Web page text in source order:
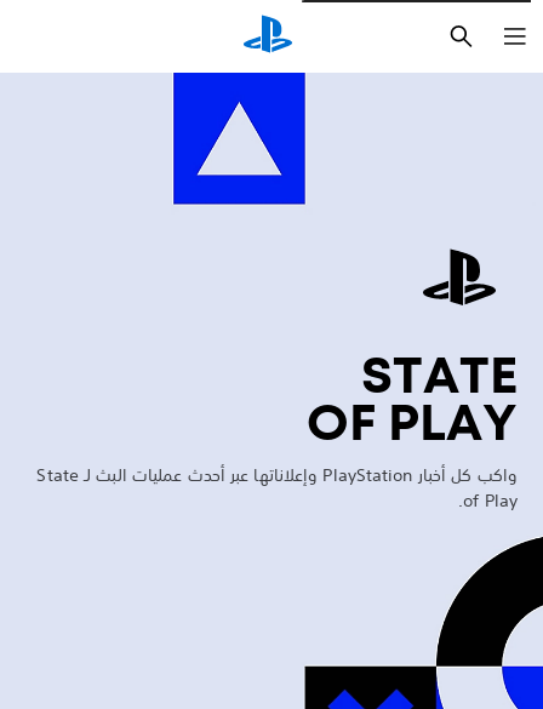
STATE
OF PLAY
واكب كل أخبار PlayStation وإعلاناتها عبر أحدث عمليات البث لـ State
of Play.